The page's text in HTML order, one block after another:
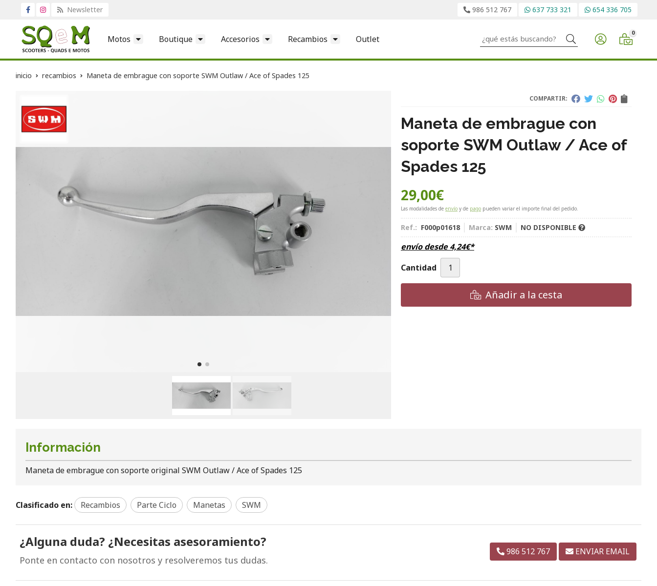
Newsletter 986 512 767 637 733 321 654 336 705
Motos Boutique Accesorios Recambios Outlet Buscar 0
inicio recambios Maneta de embrague con soporte SWM Outlaw / Ace of Spades 125
COMPARTIR:
Maneta de embrague con
soporte SWM Outlaw / Ace of
Spades 125
29,00€
Las modalidades de envío y de pago pueden variar el importe final del pedido.
Ref.: F000p01618 Marca: SWM NO DISPONIBLE
envío desde4,24€*
Cantidad
Añadir a la cesta
Información
Maneta de embrague con soporte original SWM Outlaw / Ace of Spades 125
Clasificado en: Recambios Parte Ciclo Manetas SWM
¿Alguna duda? ¿Necesitas asesoramiento?
Ponte en contacto con nosotros y resolveremos tus dudas.
986 512 767 ENVIAR EMAIL